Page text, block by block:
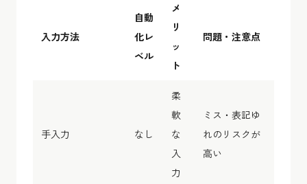
入力方法
自動
化レ
ベル
メ
リ
ッ
ト
問題・注意点
手入力 なし
柔
軟
な
入
力
ミス・表記ゆ
れのリスクが
高い